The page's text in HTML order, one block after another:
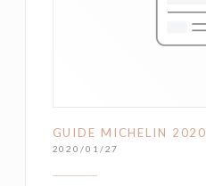
GUIDE MICHELIN 2020
2020/01/27